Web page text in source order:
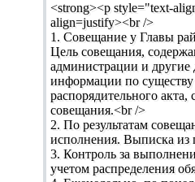
<strong><p
align=justify><br />
1. Совещание у Главы
Цель совещания,
администрации и другие
информации по существу
распорядительного
совещания.<br />
2. По результатам
исполнения. Выписка из
3. Контроль за
учетом распределения